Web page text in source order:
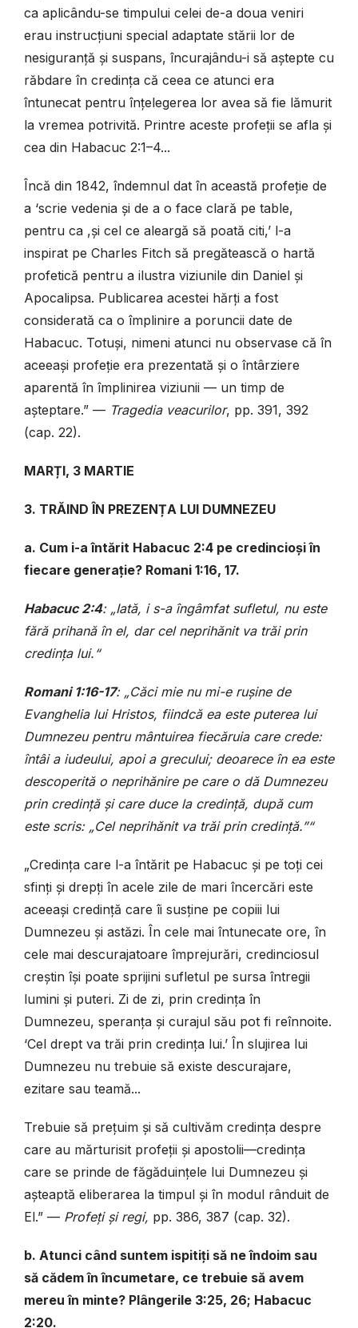
ca aplicându-se timpului celei de-a doua veniri
erau instrucțiuni special adaptate stării lor de
nesiguranță și suspans, încurajându-i să aștepte cu
răbdare în credința că ceea ce atunci era
întunecat pentru înțelegerea lor avea să fie lămurit
la vremea potrivită. Printre aceste profeții se afla și
cea din Habacuc 2:1–4...
Încă din 1842, îndemnul dat în această profeție de
a ‘scrie vedenia și de a o face clară pe table,
pentru ca ,și cel ce aleargă să poată citi,’ l-a
inspirat pe Charles Fitch să pregătească o hartă
profetică pentru a ilustra viziunile din Daniel și
Apocalipsa. Publicarea acestei hărți a fost
considerată ca o împlinire a poruncii date de
Habacuc. Totuși, nimeni atunci nu observase că în
aceeași profeție era prezentată și o întârziere
aparentă în împlinirea viziunii — un timp de
așteptare.” — Tragedia veacurilor, pp. 391, 392
(cap. 22).
MARȚI, 3 MARTIE
3. TRĂIND ÎN PREZENȚA LUI DUMNEZEU
a. Cum i-a întărit Habacuc 2:4 pe credincioși în
fiecare generație? Romani 1:16, 17.
Habacuc 2:4: „Iată, i s-a îngâmfat sufletul, nu este
fără prihană în el, dar cel neprihănit va trăi prin
credința lui.“
Romani 1:16-17: „Căci mie nu mi-e rușine de
Evanghelia lui Hristos, fiindcă ea este puterea lui
Dumnezeu pentru mântuirea fiecăruia care crede:
întâi a iudeului, apoi a grecului; deoarece în ea este
descoperită o neprihănire pe care o dă Dumnezeu
prin credință și care duce la credință, după cum
este scris: „Cel neprihănit va trăi prin credință.”“
„Credința care l-a întărit pe Habacuc și pe toți cei
sfinți și drepți în acele zile de mari încercări este
aceeași credință care îi susține pe copiii lui
Dumnezeu și astăzi. În cele mai întunecate ore, în
cele mai descurajatoare împrejurări, credinciosul
creștin își poate sprijini sufletul pe sursa întregii
lumini și puteri. Zi de zi, prin credința în
Dumnezeu, speranța și curajul său pot fi reînnoite.
‘Cel drept va trăi prin credința lui.’ În slujirea lui
Dumnezeu nu trebuie să existe descurajare,
ezitare sau teamă...
Trebuie să prețuim și să cultivăm credința despre
care au mărturisit profeții și apostolii—credința
care se prinde de făgăduințele lui Dumnezeu și
așteaptă eliberarea la timpul și în modul rânduit de
El.” — Profeți și regi, pp. 386, 387 (cap. 32).
b. Atunci când suntem ispitiți să ne îndoim sau
să cădem în încumetare, ce trebuie să avem
mereu în minte? Plângerile 3:25, 26; Habacuc
2:20.